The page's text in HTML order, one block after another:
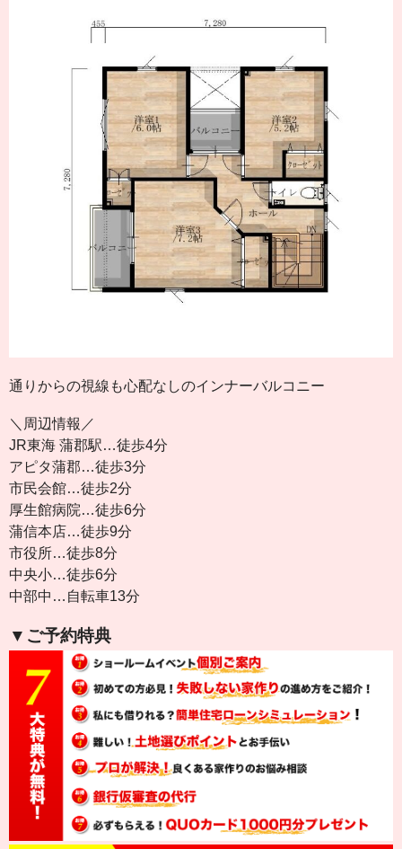
通りからの視線も心配なしのインナーバルコニー
＼周辺情報／
JR東海 蒲郡駅…徒歩4分
アピタ蒲郡…徒歩3分
市民会館…徒歩2分
厚生館病院…徒歩6分
蒲信本店…徒歩9分
市役所…徒歩8分
中央小…徒歩6分
中部中…自転車13分
▼ご予約特典